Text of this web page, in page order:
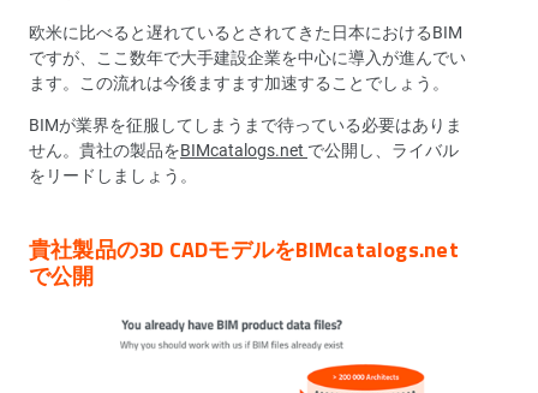
欧米に比べると遅れているとされてきた日本におけるBIM
ですが、ここ数年で大手建設企業を中心に導入が進んでい
ます。この流れは今後ますます加速することでしょう。
BIMが業界を征服してしまうまで待っている必要はありま
せん。貴社の製品をBIMcatalogs.net で公開し、ライバル
をリードしましょう。
貴社製品の3D CADモデルをBIMcatalogs.net
で公開